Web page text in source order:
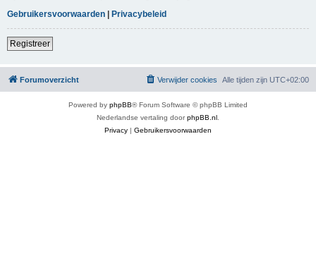
Gebruikersvoorwaarden | Privacybeleid
Registreer
Forumoverzicht Alle tijden zijn UTC+02:00
Verwijder cookies
Powered by phpBB® Forum Software © phpBB Limited
Nederlandse vertaling doorphpBB.nl
Privacy | Gebruikersvoorwaarden